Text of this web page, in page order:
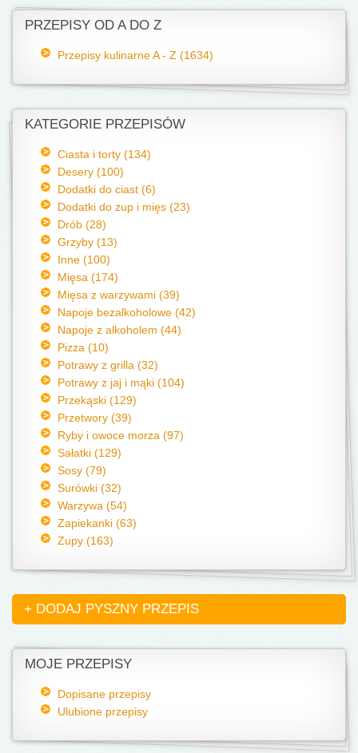
PRZEPISY OD A DO Z
Przepisy kulinarne A - Z (1634)
KATEGORIE PRZEPISÓW
Ciasta i torty (134)
Desery (100)
Dodatki do ciast (6)
Dodatki do zup i mięs (23)
Drób (28)
Grzyby (13)
Inne (100)
Mięsa (174)
Mięsa z warzywami (39)
Napoje bezalkoholowe (42)
Napoje z alkoholem (44)
Pizza (10)
Potrawy z grilla (32)
Potrawy z jaj i mąki (104)
Przekąski (129)
Przetwory (39)
Ryby i owoce morza (97)
Sałatki (129)
Sosy (79)
Surówki (32)
Warzywa (54)
Zapiekanki (63)
Zupy (163)
+ DODAJ PYSZNY PRZEPIS
MOJE PRZEPISY
Dopisane przepisy
Ulubione przepisy